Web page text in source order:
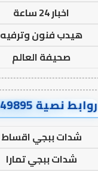
اخبار 24 ساعة
هيدب فنون وترفيه
صحيفة العالم
روابط نصية AA49895
شدات ببجي اقساط
شدات ببجي تمارا